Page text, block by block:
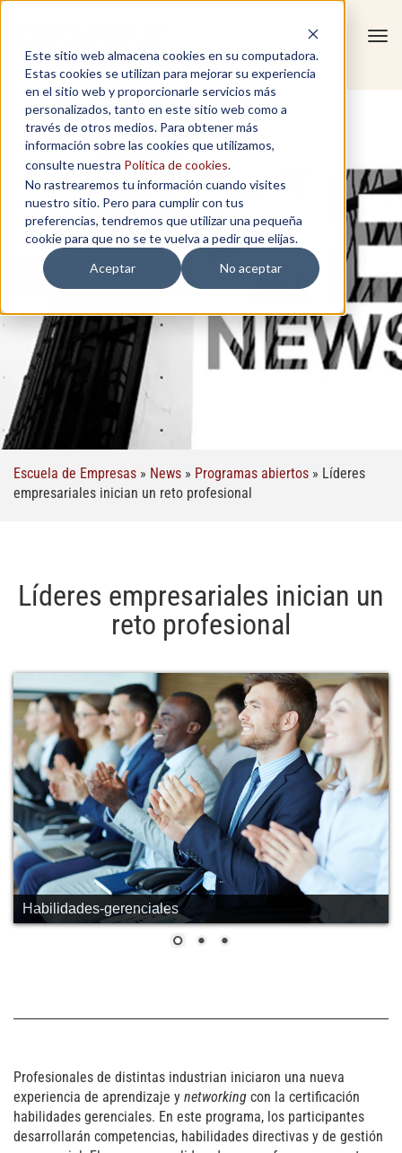
Este sitio web almacena cookies en su computadora.
Estas cookies se utilizan para mejorar su experiencia
en el sitio web y proporcionarle servicios más
personalizados, tanto en este sitio web como a
través de otros medios. Para obtener más
información sobre las cookies que utilizamos,
consulte nuestra Política de cookies.
No rastrearemos tu información cuando visites
nuestro sitio. Pero para cumplir con tus
preferencias, tendremos que utilizar una pequeña
cookie para que no se te vuelva a pedir que elijas.
Aceptar
No aceptar
Escuela de Empresas » News » Programas abiertos » Líderes
empresariales inician un reto profesional
Líderes empresariales inician un
reto profesional
Habilidades-gerenciales
Profesionales de distintas industrian iniciaron una nueva
experiencia de aprendizaje y networking con la certificación
habilidades gerenciales. En este programa, los participantes
desarrollarán competencias, habilidades directivas y de gestión